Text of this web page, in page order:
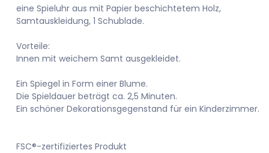
eine Spieluhr aus mit Papier beschichtetem Holz,
Samtauskleidung, 1 Schublade.
Vorteile:
Innen mit weichem Samt ausgekleidet.
Ein Spiegel in Form einer Blume.
Die Spieldauer beträgt ca. 2,5 Minuten.
Ein schöner Dekorationsgegenstand für ein Kinderzimmer.
FSC®-zertifiziertes Produkt